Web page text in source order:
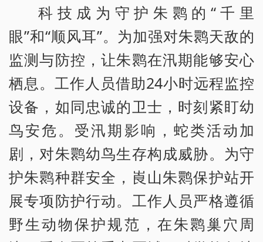
科技成为守护朱鹮的“千里
眼”和“顺风耳”。为加强对朱鹮天敌的
监测与防控，让朱鹮在汛期能够安心
栖息。工作人员借助24小时远程监控
设备，如同忠诚的卫士，时刻紧盯幼
鸟安危。受汛期影响，蛇类活动加
剧，对朱鹮幼鸟生存构成威胁。为守
护朱鹮种群安全，崀山朱鹮保护站开
展专项防护行动。工作人员严格遵循
野生动物保护规范，在朱鹮巢穴周